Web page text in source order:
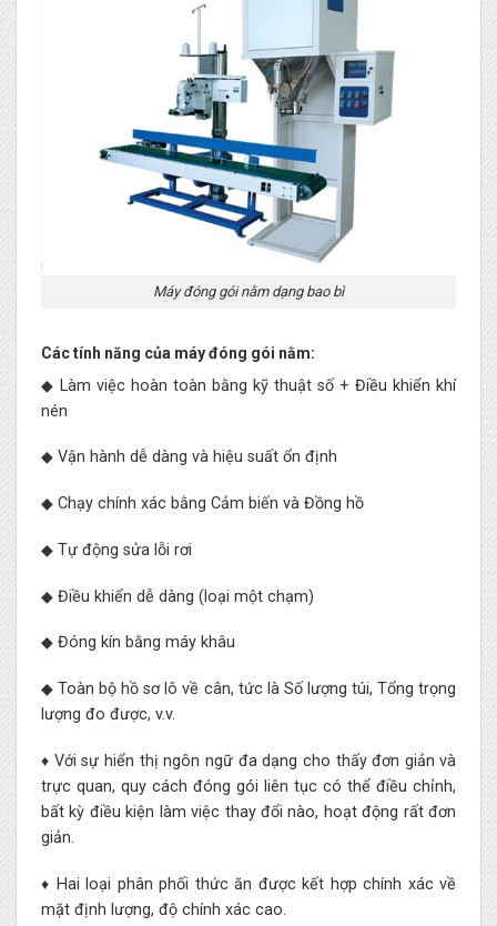
Máy đóng gói nằm dạng bao bì
Các tính năng của máy đóng gói nằm:
◆ Làm việc hoàn toàn bằng kỹ thuật số + Điều khiển khí
nén
◆ Vận hành dễ dàng và hiệu suất ổn định
◆ Chạy chính xác bằng Cảm biến và Đồng hồ
◆ Tự động sửa lỗi rơi
◆ Điều khiển dễ dàng (loại một chạm)
◆ Đóng kín bằng máy khâu
◆ Toàn bộ hồ sơ lô về cân, tức là Số lượng túi, Tổng trọng
lượng đo được, v.v.
♦ Với sự hiển thị ngôn ngữ đa dạng cho thấy đơn giản và
trực quan, quy cách đóng gói liên tục có thể điều chỉnh,
bất kỳ điều kiện làm việc thay đổi nào, hoạt động rất đơn
giản.
♦ Hai loại phân phối thức ăn được kết hợp chính xác về
mặt định lượng, độ chính xác cao.